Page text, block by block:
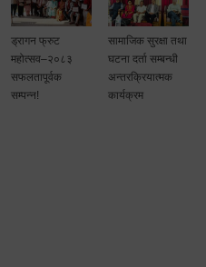
ड्रागन फ्रुट
महोत्सव–२०८३
सफलतापूर्वक
सम्पन्न!
सामाजिक सुरक्षा तथा
घटना दर्ता सम्बन्धी
अन्तरक्रियात्मक
कार्यक्रम